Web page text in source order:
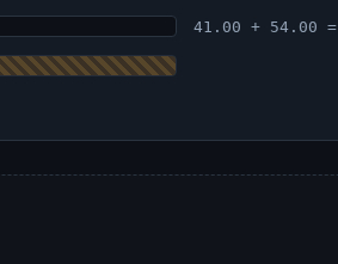
41.00 + 54.00 =